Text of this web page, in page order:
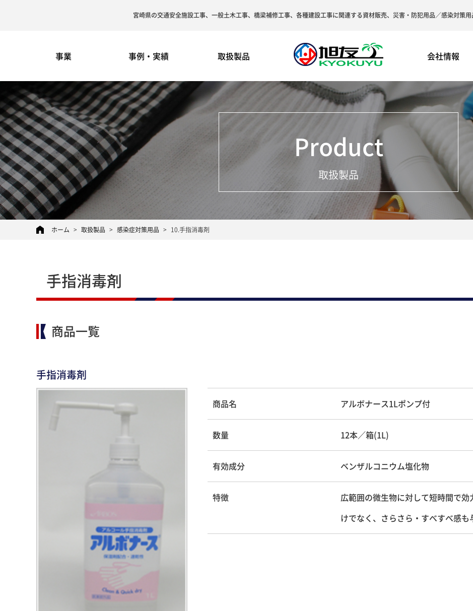
宮崎県の交通安全施設工事、一般土木工事、橋梁補修工事、各種建設工事に関連する資材販売、災害・防犯用品／感染対策
事業 事例・実績 取扱製品 会社情報
Product
取扱製品
ホーム > 取扱製品 > 感染症対策用品 > 10.手指消毒剤
手指消毒剤
商品一覧
手指消毒剤
商品名 アルボナース1Lポンプ付
数量 12本／箱(1L)
有効成分 ベンザルコニウム塩化物
特徴
広範囲の微生物に対して短時間で
けでなく、さらさら・すべすべ感も